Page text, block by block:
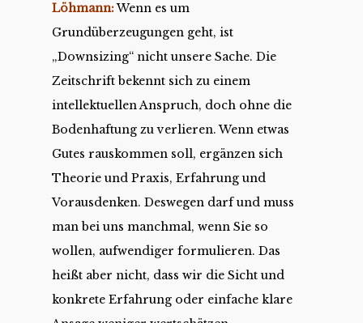
Löhmann:Wenn es um
Grundüberzeugungen geht, ist
„Downsizing“ nicht unsere Sache. Die
Zeitschrift bekennt sich zu einem
intellektuellen Anspruch, doch ohne die
Bodenhaftung zu verlieren. Wenn etwas
Gutes rauskommen soll, ergänzen sich
Theorie und Praxis, Erfahrung und
Vorausdenken. Deswegen darf und muss
man bei uns manchmal, wenn Sie so
wollen, aufwendiger formulieren. Das
heißt aber nicht, dass wir die Sicht und
konkrete Erfahrung oder einfache klare